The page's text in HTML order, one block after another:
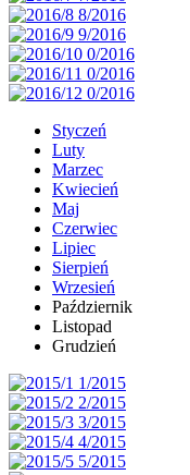
Styczeń
Luty
Marzec
Kwiecień
Maj
Czerwiec
Lipiec
Sierpień
Wrzesień
Październik
Listopad
Grudzień